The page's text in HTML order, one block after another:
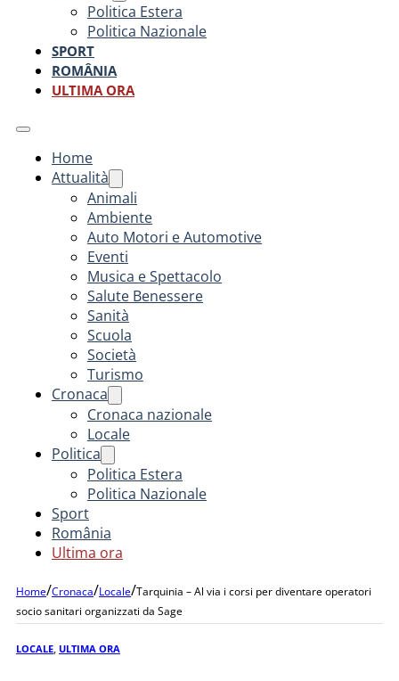
Politica Estera
Politica Nazionale
SPORT
ROMÂNIA
ULTIMA ORA
Home
Attualità
Animali
Ambiente
Auto Motori e Automotive
Eventi
Musica e Spettacolo
Salute Benessere
Sanità
Scuola
Società
Turismo
Cronaca
Cronaca nazionale
Locale
Politica
Politica Estera
Politica Nazionale
Sport
România
Ultima ora
Home/Cronaca/Locale/Tarquinia – Al via i corsi per diventare operatori
socio sanitari organizzati da Sage
LOCALE ULTIMA ORA